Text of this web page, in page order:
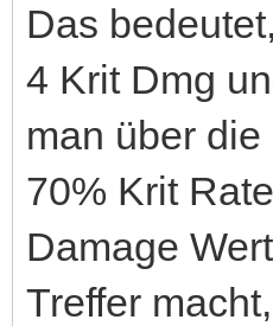
Das
4 Krit Dmg
man über
70% Krit
Damage
Treffer